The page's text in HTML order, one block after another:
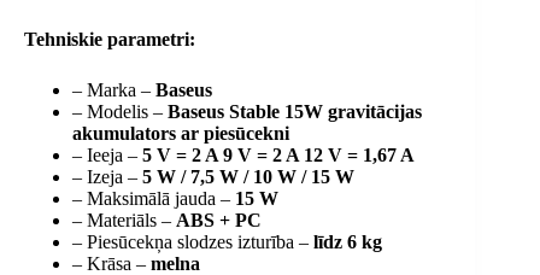
Tehniskie parametri:
– Marka – Baseus
– Modelis – Baseus Stable 15W gravitācijas
akumulators ar piesūcekni
– Ieeja – 5 V = 2 A 9 V = 2 A 12 V = 1,67 A
– Izeja – 5 W / 7,5 W / 10 W / 15 W
– Maksimālā jauda – 15 W
– Materiāls – ABS + PC
– Piesūcekņa slodzes izturība – līdz 6 kg
– Krāsa – melna